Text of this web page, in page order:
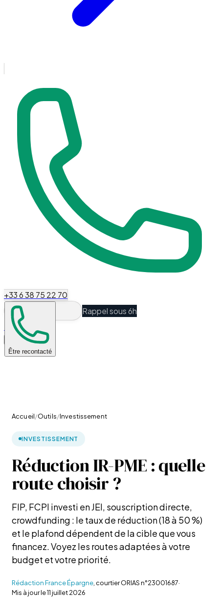
+33 6 38 75 22 70
Être recontacté
Rappel sous 6h
Espace Client
Accueil/Outils/Investissement
INVESTISSEMENT
Réduction IR-PME : quelle
route choisir ?
FIP, FCPI investi en JEI, souscription directe,
crowdfunding : le taux de réduction (18 à 50 %)
et le plafond dépendent de la cible que vous
financez. Voyez les routes adaptées à votre
budget et votre priorité.
Rédaction France Épargne , courtier ORIAS n°23001687·
Mis à jour le11 juillet 2026